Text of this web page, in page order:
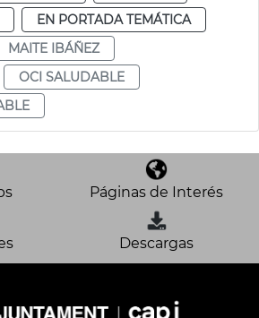
EN PORTADA TEMÁTICA
MAITE IBÁÑEZ
OCI SALUDABLE
Páginas de Interés
Descargas